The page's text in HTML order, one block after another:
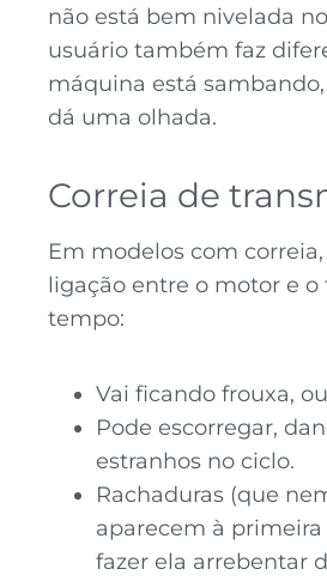
não está bem nivelada
usuário também faz
máquina está
dá uma olhada.
Correia de
Em modelos com correia,
ligação entre o motor e o
tempo:
Vai ficando frouxa,
Pode escorregar,
estranhos no ciclo.
Rachaduras (que
aparecem à
fazer ela arrebentar